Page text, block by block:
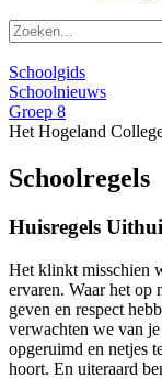
Schoolgids
Schoolnieuws
Groep 8
Het Hogeland
Schoolregels
Huisregels
Het klinkt misschien
ervaren. Waar het op
geven en respect
verwachten we van
opgeruimd en netjes
hoort. En uiteraard